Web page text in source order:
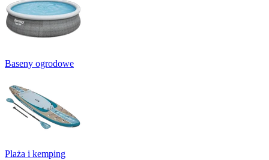
Baseny ogrodowe
Plaża i kemping